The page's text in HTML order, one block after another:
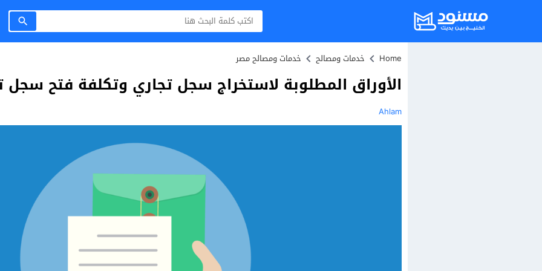
Home خدمات ومصالح خدمات ومصالح مصر
الأوراق المطلوبة لاستخراج سجل تجاري وتكلفة فتح سجل
Ahlam